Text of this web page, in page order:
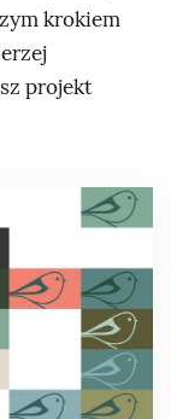
krokiem
projekt